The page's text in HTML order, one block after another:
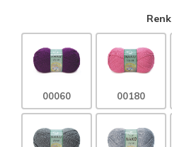
Renk
00060 00180